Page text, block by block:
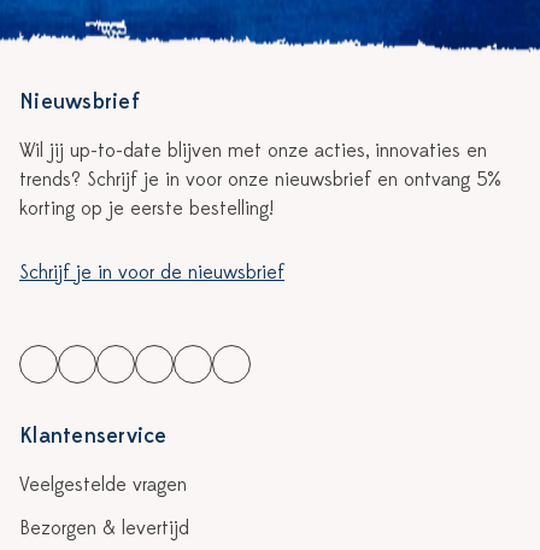
Nieuwsbrief
Wil jij up-to-date blijven met onze acties, innovaties en
trends? Schrijf je in voor onze nieuwsbrief en ontvang 5%
korting op je eerste bestelling!
Schrijf je in voor de nieuwsbrief
Klantenservice
Veelgestelde vragen
Bezorgen & levertijd